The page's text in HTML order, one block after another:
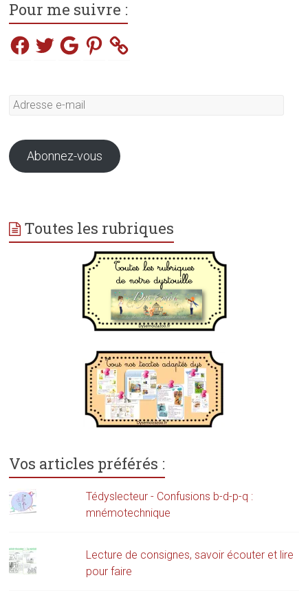
Pour me suivre :
Facebook
TwitterGooglePinterest
Adresse
Abonnez-vous
Toutes les rubriques
Vos articles préférés :
Tédyslecteur - Confusions b-d-p-q :
mnémotechnique
Lecture de consignes, savoir écouter et lire
pour faire